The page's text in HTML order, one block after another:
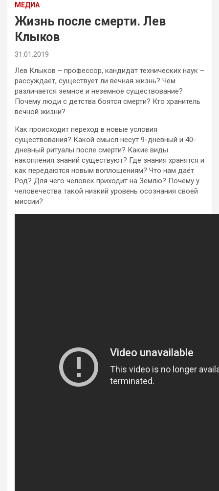
МЕДИА
Жизнь после смерти. Лев
Клыков
31.01.2019
Лев Клыков – профессор, кандидат технических наук –
рассуждает, существует ли вечная жизнь? Чем
различается земное и неземное существование?
Почему люди с детства боятся смерти? Кто хранитель
вечной жизни?
Как происходит переход в новые условия
существования? Какой смысл несут 9-дневный и 40-
дневный ритуалы после смерти? Какие виды
накопления знаний существуют? Где знания хранятся и
как передаются новым воплощениям? Что нам даёт
Род? Для чего человек приходит на Землю? Почему у
человечества такой низкий уровень осознания своей
миссии?